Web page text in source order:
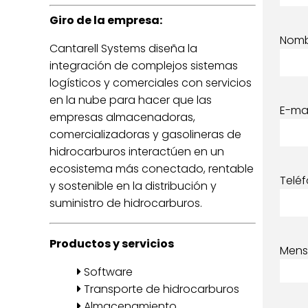
Giro de la empresa:
Cantarell Systems diseña la
integración de complejos sistemas
logísticos y comerciales con servicios
en la nube para hacer que las
empresas almacenadoras,
comercializadoras y gasolineras de
hidrocarburos interactúen en un
ecosistema más conectado, rentable
y sostenible en la distribución y
suministro de hidrocarburos.
Productos y servicios
Software
Transporte de hidrocarburos
E-